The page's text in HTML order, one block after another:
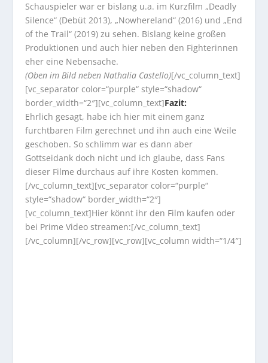
Schauspieler war er bislang u.a. im Kurzfilm „Deadly
Silence“ (Debüt 2013), „Nowhereland“ (2016) und „End
of the Trail“ (2019) zu sehen. Bislang keine großen
Produktionen und auch hier neben den Fighterinnen
eher eine Nebensache.
(Oben im Bild neben Nathalia Castello)[/vc_column_text]
[vc_separator color=“purple“ style=“shadow“
border_width=“2″][vc_column_text]Fazit:
Ehrlich gesagt, habe ich hier mit einem ganz
furchtbaren Film gerechnet und ihn auch eine Weile
geschoben. So schlimm war es dann aber
Gottseidank doch nicht und ich glaube, dass Fans
dieser Filme durchaus auf ihre Kosten kommen.
[/vc_column_text][vc_separator color=“purple“
style=“shadow“ border_width=“2″]
[vc_column_text]Hier könnt ihr den Film kaufen oder
bei Prime Video streamen:[/vc_column_text]
[/vc_column][/vc_row][vc_row][vc_column width=“1/4″]